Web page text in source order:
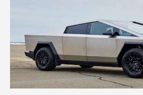
معيار جديد للحياة المتكاملة في
فاستو: دليل عملي لتحقيق التوازن